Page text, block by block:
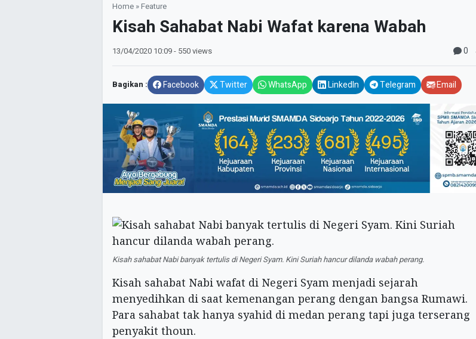
Home »Feature
Kisah Sahabat Nabi Wafat karena Wabah
13/04/2020 10:09- 550 views 0
Bagikan : Facebook Twitter WhatsApp LinkedIn Telegram Email
Kisah sahabat Nabi banyak tertulis di Negeri Syam. Kini Suriah hancur dilanda wabah perang.
Kisah sahabat Nabi wafat di Negeri Syam menjadi sejarah
menyedihkan di saat kemenangan perang dengan bangsa Rumawi.
Para sahabat tak hanya syahid di medan perang tapi juga terserang
penyakit thoun.